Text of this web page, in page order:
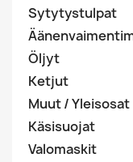
Sytytystulpat
Öljyt
Ketjut
Muut / Yleisosat
Käsisuojat
Valomaskit